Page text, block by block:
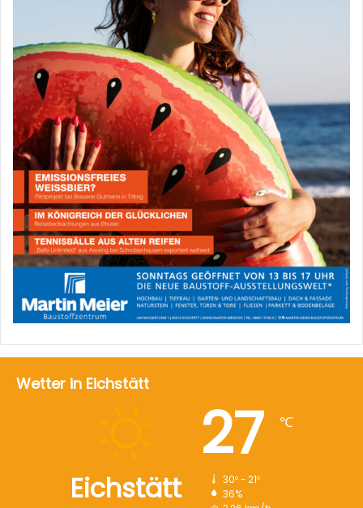
Wetter in Eichstätt
Eichstätt
27 ℃
30º - 21º
36%